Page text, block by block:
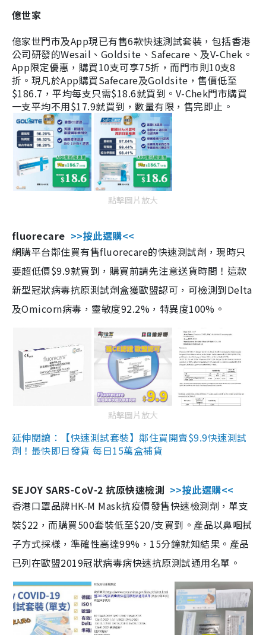
億世家
億家世門市及App現已有售6款快速測試套裝，包括香港
公司研發的Wesail、Goldsite、Safecare、及V-Chek。
App限定優惠，購買10支可享75折，而門市則10支8
折。現凡於App購買Safecare及Goldsite，售價低至
$186.7，平均每支只需$18.6就買到。V-Chek門市購買
一支平均不用$17.9就買到，數量有限，售完即止。
點擊圖片放大
fluorecare >>按此選購<<
網購平台鄰住買有售fluorecare的快速測試劑，現時只
要超低價$9.9就買到，購買前請先注意送貨時間！這款
新型冠狀病毒抗原測試劑盒獲歐盟認可，可檢測到Delta
及Omicorn病毒，靈敏度92.2%，特異度100%。
點擊圖片放大
延伸閱讀：【快速測試套裝】鄰住買開賣$9.9快速測試
劑！最快即日發貨 每日15萬盒補貨
SEJOY SARS-CoV-2 抗原快速檢測 >>按此選購<<
香港口罩品牌HK-M Mask抗疫價發售快速檢測劑，單支
裝$22，而購買500套裝低至$20/支買到。產品以鼻咽拭
子方式採樣，準確性高達99%，15分鐘就知結果。產品
已列在歐盟2019冠狀病毒病快速抗原測試通用名單。